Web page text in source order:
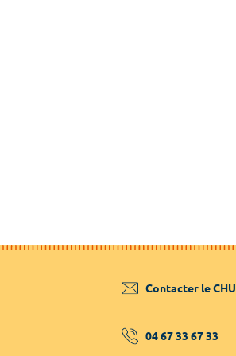
Contacter le CHU
04 67 33 67 33